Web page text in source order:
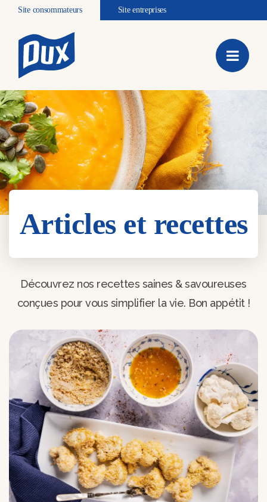
Site consommateurs Site entreprises
Articles et recettes
Découvrez nos recettes saines & savoureuses
conçues pour vous simplifier la vie. Bon appétit !